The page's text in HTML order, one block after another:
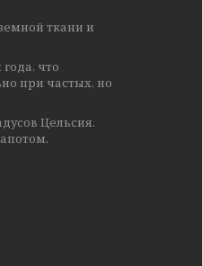
ткани и
что
при частых, но
Цельсия.